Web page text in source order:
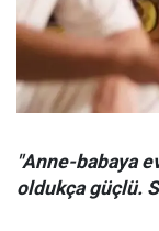
"Anne-babaya
oldukça güçlü.